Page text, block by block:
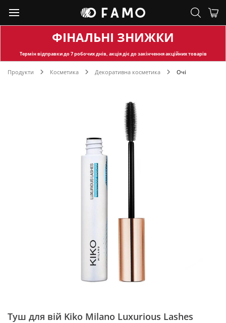
ФІНАЛЬНІ ЗНИЖКИ
Термін відправкидо 7 робочих днів, акція діє до закінчення акційних товарів
Продукти Косметика Декоративна косметика Очі
Туш для вій Kiko Milano Luxurious Lashes